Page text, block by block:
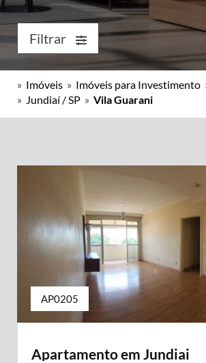
Filtrar
» Imóveis » Imóveis para Investimento
» Jundiaí / SP » Vila Guarani
AP0205
Apartamento em Jundiai